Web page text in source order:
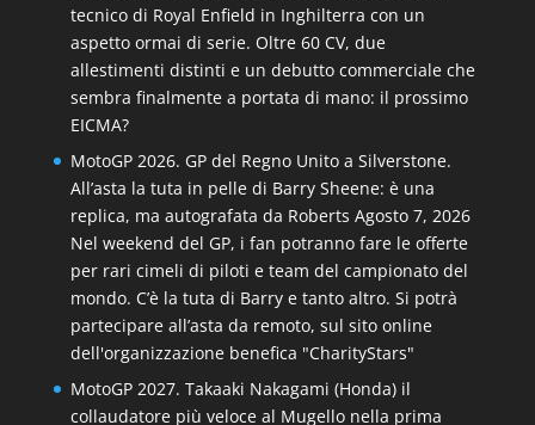
tecnico di Royal Enfield in Inghilterra con un
aspetto ormai di serie. Oltre 60 CV, due
allestimenti distinti e un debutto commerciale che
sembra finalmente a portata di mano: il prossimo
EICMA?
MotoGP 2026. GP del Regno Unito a Silverstone.
All’asta la tuta in pelle di Barry Sheene: è una
replica, ma autografata da Roberts Agosto 7, 2026
Nel weekend del GP, i fan potranno fare le offerte
per rari cimeli di piloti e team del campionato del
mondo. C’è la tuta di Barry e tanto altro. Si potrà
partecipare all’asta da remoto, sul sito online
dell'organizzazione benefica "CharityStars"
MotoGP 2027. Takaaki Nakagami (Honda) il
collaudatore più veloce al Mugello nella prima